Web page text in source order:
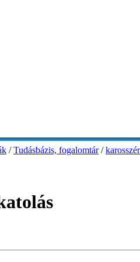
/Tudásbázis, fogalomtár/